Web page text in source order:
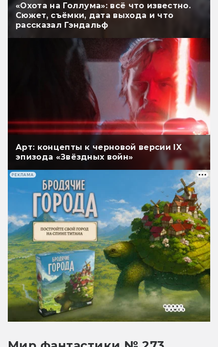
«Охота на Голлума»: всё что известно.
Сюжет, съёмки, дата выхода и что
рассказал Гэндальф
Арт: концепты к черновой версии IX
эпизода «Звёздных войн»
РЕКЛАМА